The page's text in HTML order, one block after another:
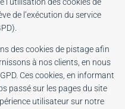
de l’exécution du service
des cookies de pistage afin
à nos clients, en nous
Ces cookies, en informant
passé sur les pages du site
utilisateur sur notre